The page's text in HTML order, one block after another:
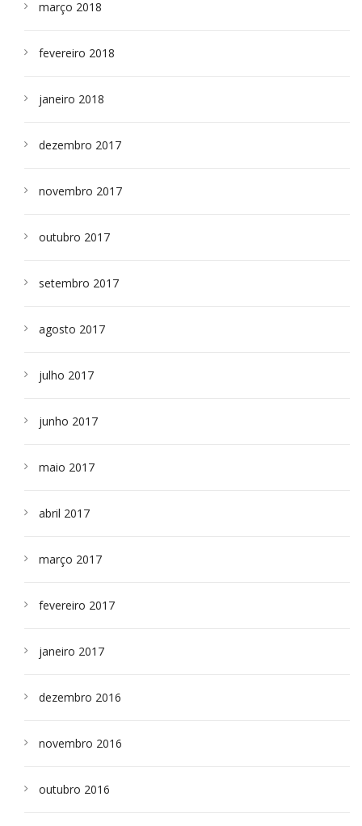
março 2018
fevereiro 2018
janeiro 2018
dezembro 2017
novembro 2017
outubro 2017
setembro 2017
agosto 2017
julho 2017
junho 2017
maio 2017
abril 2017
março 2017
fevereiro 2017
janeiro 2017
dezembro 2016
novembro 2016
outubro 2016